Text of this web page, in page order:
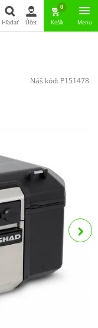
Hľadať Účet
0
Košík Menu
Náš kód: P151478